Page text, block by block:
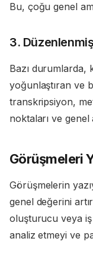
Bu, çoğu genel
3.
Bazı durumlarda,
yoğunlaştıran ve
transkripsiyon,
noktaları ve genel
Görüşmeleri
Görüşmelerin
genel değerini
oluşturucu veya
analiz etmeyi ve